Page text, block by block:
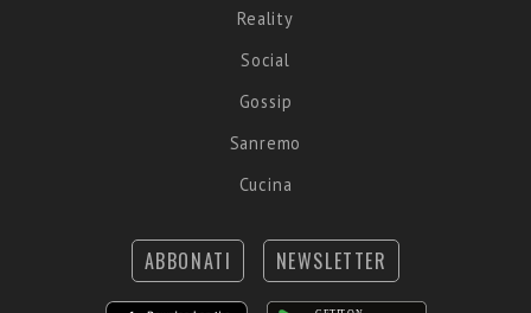
Reality
Social
Gossip
Sanremo
Cucina
ABBONATI NEWSLETTER